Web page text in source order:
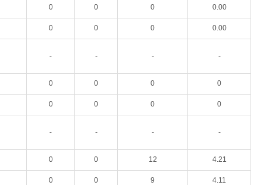
0 0 0 0.00
0 0 0 0.00
- - - -
0 0 0 0
0 0 0 0
- - - -
0 0 12 4.21
0 0 9 4.11